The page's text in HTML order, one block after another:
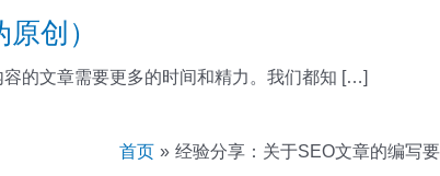
创）
的文章需要更多的时间和精力。我们都知 […]
首页
经验分享：关于SEO文章的编写